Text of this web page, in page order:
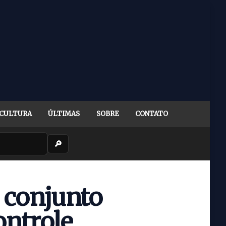
ÚLTIMAS SOBRE CONTATO
🔎
conjunto